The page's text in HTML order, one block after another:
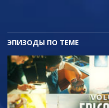
ЭПИЗОДЫ ПО ТЕМЕ